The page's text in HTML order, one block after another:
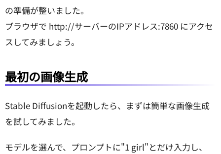
の準備が整いました。
ブラウザで http://サーバーのIPアドレス:7860 にアクセ
スしてみましょう。
最初の画像生成
Stable Diffusionを起動したら、まずは簡単な画像生成
を試してみました。
モデルを選んで、プロンプトに"1 girl"とだけ入力し、